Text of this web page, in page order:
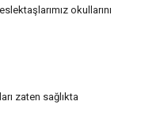
okullarını
zaten sağlıkta